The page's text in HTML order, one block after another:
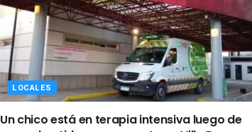
LOCALES
Un chico está en terapia intensiva luego de